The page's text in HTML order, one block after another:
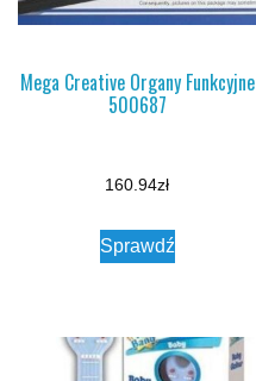
Mega Creative Organy Funkcyjne
500687
160.94zł
Sprawdź